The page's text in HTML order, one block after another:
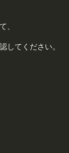
、
してください。